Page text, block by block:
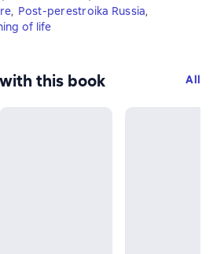
, Post-perestroika Russia,
of life
this book All